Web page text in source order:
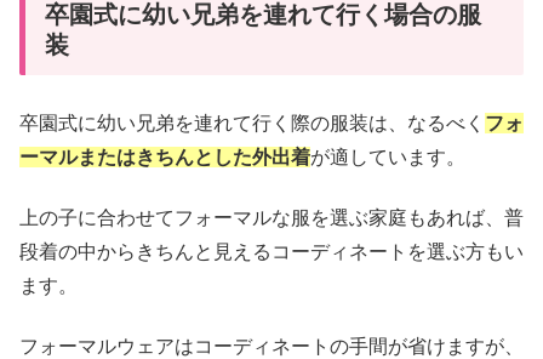
卒園式に幼い兄弟を連れて行く場合の服
装
卒園式に幼い兄弟を連れて行く際の服装は、なるべく フォ
ーマルまたはきちんとした外出着が適しています。
上の子に合わせてフォーマルな服を選ぶ家庭もあれば、普
段着の中からきちんと見えるコーディネートを選ぶ方もい
ます。
フォーマルウェアはコーディネートの手間が省けますが、